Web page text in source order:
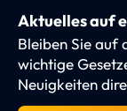
Aktuelles auf
Bleiben Sie auf
wichtige
Neuigkeiten